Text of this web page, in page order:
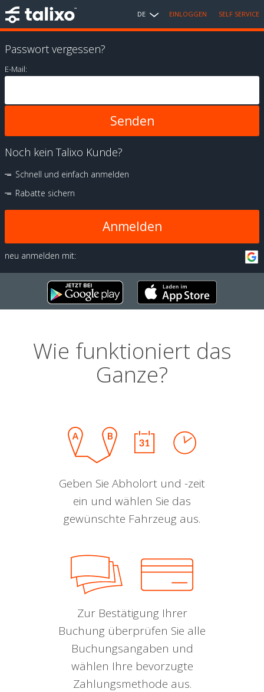
DE EINLOGGEN SELF SERVICE
Passwort vergessen?
E-Mail:
Noch kein Talixo Kunde?
Schnell und einfach anmelden
Rabatte sichern
Anmelden
neu anmelden mit:
Wie funktioniert das
Ganze?
Geben Sie Abholort und -zeit
ein und wählen Sie das
gewünschte Fahrzeug aus.
Zur Bestätigung Ihrer
Buchung überprüfen Sie alle
Buchungsangaben und
wählen Ihre bevorzugte
Zahlungsmethode aus.